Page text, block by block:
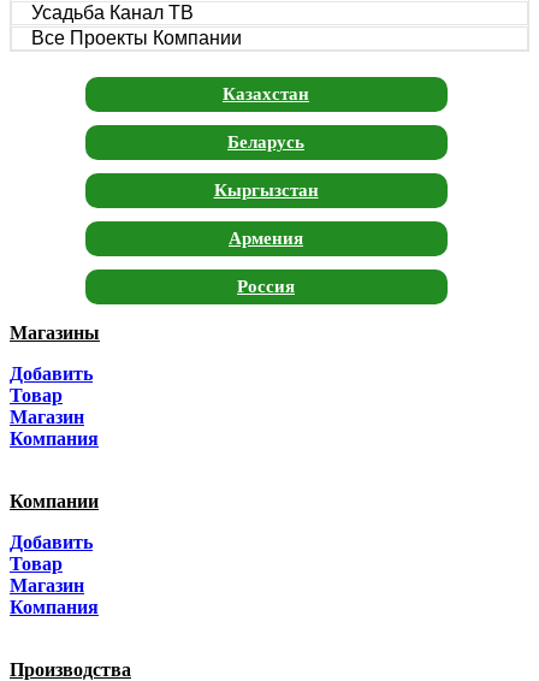
Усадьба Канал ТВ
Все Проекты Компании
Казахстан
Беларусь
Кыргызстан
Армения
Россия
Магазины
Добавить
Товар
Магазин
Компания
Компании
Добавить
Товар
Магазин
Компания
Производства